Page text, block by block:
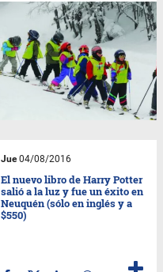
Jue04/08/2016
El nuevo libro de Harry Potter
salió a la luz y fue un éxito en
Neuquén (sólo en inglés y a
$550)